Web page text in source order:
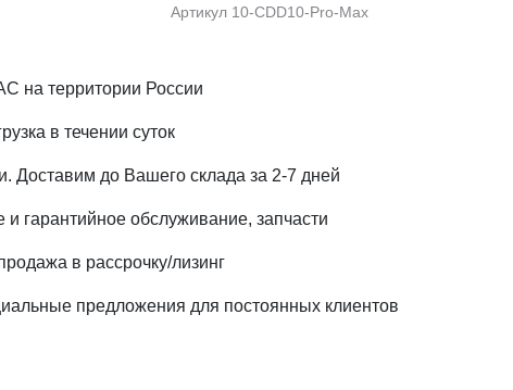
Артикул 10-CDD10-Pro-Max
на территории России
в течении суток
Доставим до Вашего склада за 2-7 дней
гарантийное обслуживание, запчасти
в рассрочку/лизинг
предложения для постоянных клиентов